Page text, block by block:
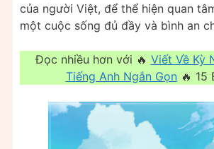
của người Việt, để thể hiện quan
một cuộc sống đủ đầy và bình an
Đọc nhiều hơn với 🔥 Viết Về Kỳ
Tiếng Anh Ngắn Gọn 🔥 15